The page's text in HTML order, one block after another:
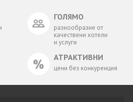
ГОЛЯМО
разнообразие от
качествени хотели
и услуги
АТРАКТИВНИ
цени без конкуренция